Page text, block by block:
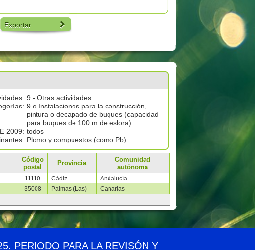
Exportar
9.- Otras actividades
9.e.Instalaciones para la construcción,
pintura o decapado de buques (capacidad
para buques de 100 m de eslora)
2009: todos
Plomo y compuestos (como Pb)
Código
postal
Provincia
Comunidad
autónoma
11110 Cádiz
Andalucía
35008 Palmas (Las) Canarias
Accesibilidad Aviso legal Privacidad Contacto
PERIODO PARA LA REVISÓN Y